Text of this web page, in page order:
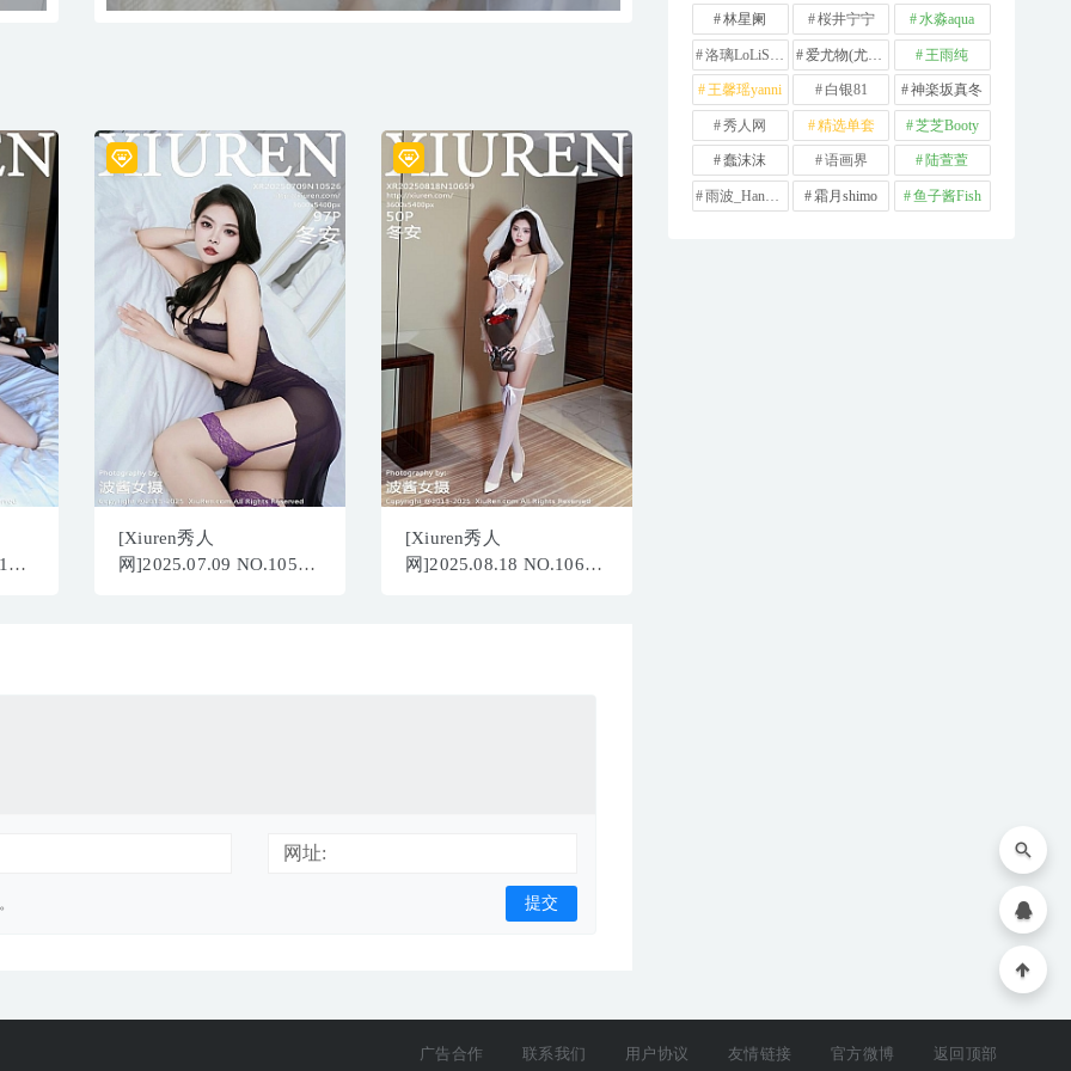
[Xiuren秀人
网]2025.07.09 NO.10526
[Xiuren秀人
网]2025.08.18 NO.10659
网址:
林星阑 桜井宁宁 水淼aqua
洛璃LoLiSAMA 爱尤物(尤果网) 王雨纯
王馨瑶yanni 白银81 神楽坂真冬
秀人网 精选单套 芝芝Booty
蠢沫沫 语画界 陆萱萱
雨波_HaneAme 霜月shimo 鱼子酱Fish
广告合作 联系我们 用户协议 友情链接 官方微博 返回顶部